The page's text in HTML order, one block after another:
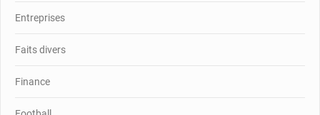
Entreprises
Faits divers
Finance